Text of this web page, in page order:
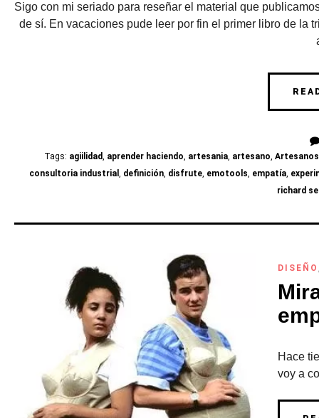
Sigo con mi seriado para reseñar el material que
de sí. En vacaciones pude leer por fin el primer libro de la
Tags: agiilidad, aprender haciendo, artesania, artesano,Artesanos
consultoria industrial, definición, disfrute, emotools, empatía,
richard
DISEÑO
Hace
voy a